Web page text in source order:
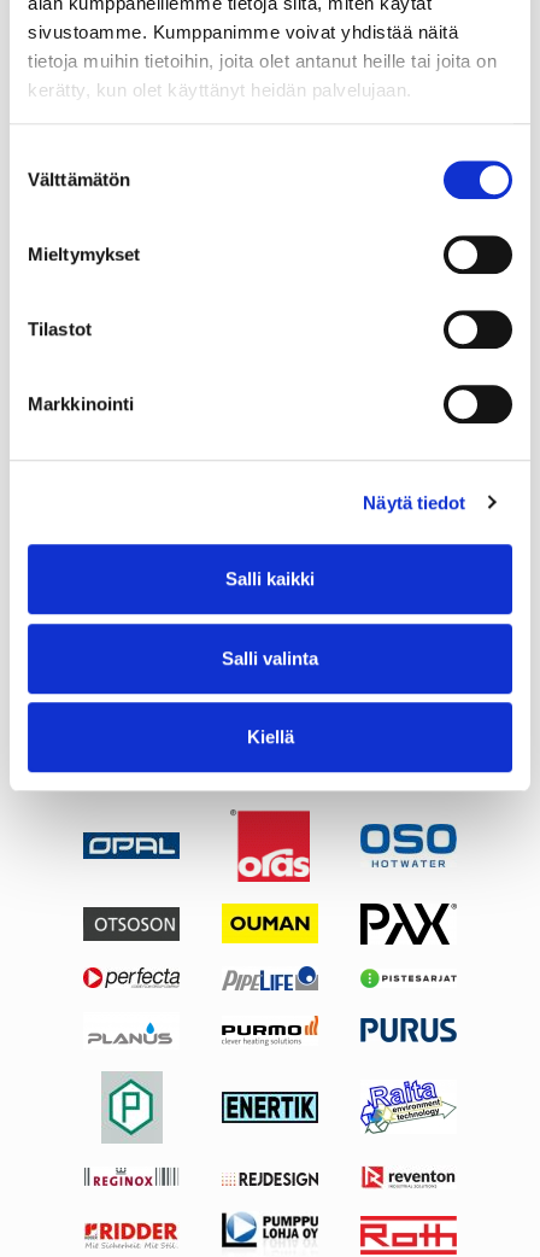
sivustoamme. Kumppanimme voivat yhdistää näitä
tietoja muihin tietoihin, joita olet antanut heille tai joita on
kerätty, kun olet käyttänyt heidän palvelujaan.
valinta
Välttämätön
Mieltymykset
Tilastot
Markkinointi
Näytä tiedot
Salli kaikki
Salli valinta
Kiellä